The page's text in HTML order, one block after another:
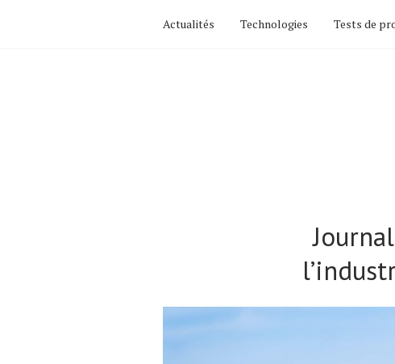
Actualités Technologies Tests de